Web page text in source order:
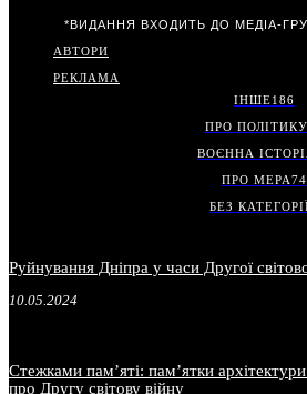
*ВИДАННЯ ВХОДИТЬ ДО МЕДІА-
АВТОРИ
РЕКЛАМА
ІНШЕ186
ПРО ПОЛІТИКУ
ВОЄННА
ПРО МЕРА74
БЕЗ
Руйнування Дніпра у часи Другої
10.05.2024
Стежками пам’яті: пам’ятки
про Другу світову війну